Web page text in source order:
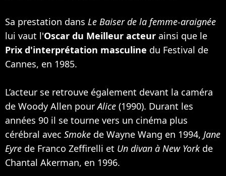
Sa prestation dans Le Baiser de la femme-araignée
lui vaut l'Oscar du Meilleur acteur ainsi que le
Prix d'interprétation masculine du Festival de
Cannes, en 1985.
L’acteur se retrouve également devant la caméra
de Woody Allen pourAlice (1990). Durant les
années 90 il se tourne vers un cinéma plus
cérébral avec Smoke de Wayne Wang en 1994, Jane
Eyre de Franco Zeffirelli et Un divan à New Yorkde
Chantal Akerman, en 1996.